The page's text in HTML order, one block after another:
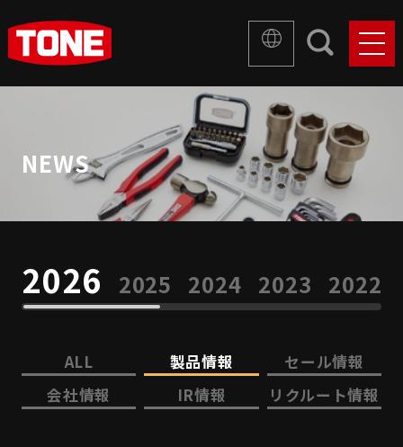
NEWS
2026 2025 2024 2023 2022
ALL 製品情報
セール情報
会社情報
IR情報 リクルート情報